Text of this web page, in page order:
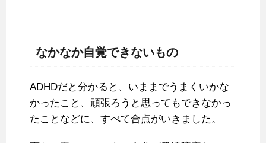
なかなか自覚できないもの
ADHDだと分かると、いままでうまくいかな
かったこと、頑張ろうと思ってもできなかっ
たことなどに、すべて合点がいきました。